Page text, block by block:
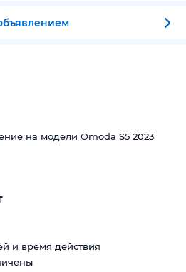
на модели Omoda S5 2023
и время действия